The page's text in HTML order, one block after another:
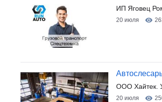
ИП Яговец
20 июля
ООО Хайтек.
20 июля